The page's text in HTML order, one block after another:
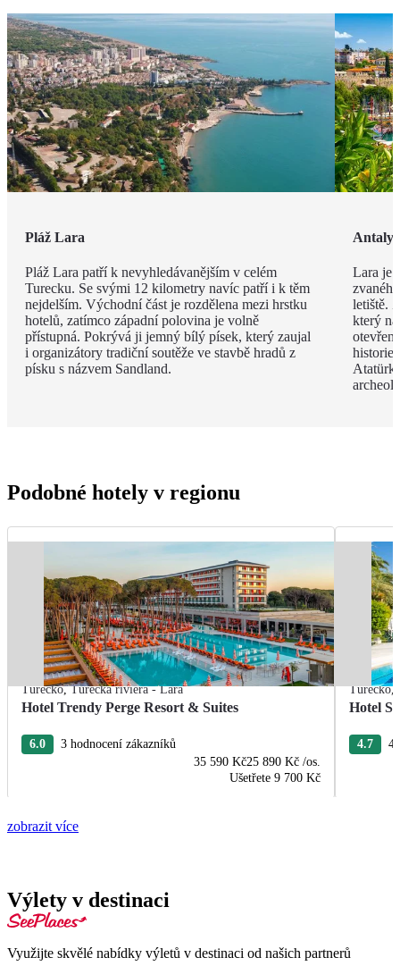
Pláž Lara
Pláž Lara patří k nevyhledávanějším v celém
Turecku. Se svými 12 kilometry navíc patří i k těm
nejdelším. Východní část je rozdělena mezi hrstku
hotelů, zatímco západní polovina je volně
přístupná. Pokrývá ji jemný bílý písek, který zaujal
i organizátory tradiční soutěže ve stavbě hradů z
písku s názvem Sandland.
Lara je
letiště.
který
historie
Podobné hotely v regionu
Turecko,Turecká riviéra - Lara
Hotel Trendy Perge Resort & Suites
6.0
3 hodnocení zákazníků
35 590 Kč25 890 Kč /os.
Ušetřete 9 700 Kč
Turecko,
Hotel
4.7 4
zobrazit více
Výlety v destinaci
Využijte skvělé nabídky výletů v destinaci od našich partnerů